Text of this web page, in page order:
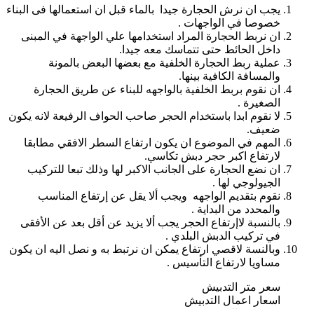
يجب ان نرش الحجارة جيدا بالماء قبل ان استعمالها فى البناء
خصوصا في الواجهات .
ان نربط الحجارة المراد استخدامها علي الواجهة في المبنى
داخل الحائط حتى تتماسك معه جيدا.
عملية ربط الحجارة الخلفية مع بعضها البعض بالمونة
والمسافة الكافية بينها.
ان نقوم بربط الخلفية بالواجهه للبناء عن طريق الحجارة
الصغيرة .
لا نقوم ابدا باستخدام الحجر صاحب الحواف الرفيعة لانه يكون
ضعيف.
المهم في الموضوع ان يكون ارتفاع السطر الافقي مطابقا
لارتفاع اكبر حجر دبش تكاسي.
ان نضع الحجارة على الجانب الاكبر لها وذلك تبعا للتركيب
الجيولوجي لها .
نقوم بتقديم الواجهه ويجب ألا يقل عن إرتفاع المناسب
والمحدد من البداية .
بالنسبة لاإرتفاع الحجر يجب ألا يزيد عن أقل بعد عن الأفقى
في تركيب الدبش البلدي .
وبالنسة لاقصي ارتفاع يمكن ان نرتبط به و نصل اليه ان يكون
مساويا لارتفاع التأسيس .
سعر متر التدبيش
اسعار اعمال التدبيش